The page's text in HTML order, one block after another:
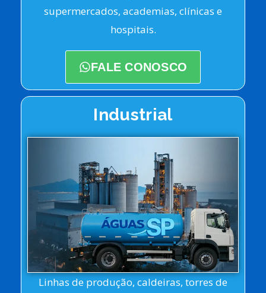
supermercados, academias, clínicas e
hospitais.
FALE CONOSCO
Industrial
Linhas de produção, caldeiras, torres de